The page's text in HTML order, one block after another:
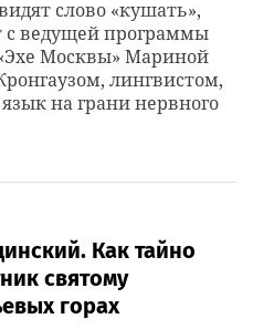
слово «кушать»,
с ведущей программы
Москвы» Мариной
лингвистом,
на грани нервного
Как тайно
святому
горах